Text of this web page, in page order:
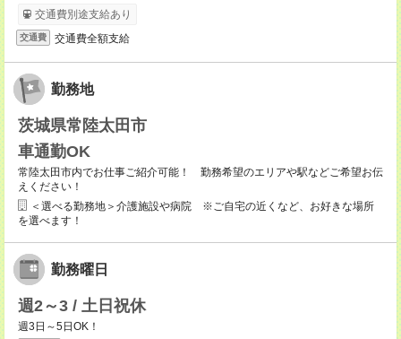
交通費別途支給あり
交通費 交通費全額支給
勤務地
茨城県常陸太田市
車通勤OK
常陸太田市内でお仕事ご紹介可能！ 勤務希望のエリアや駅などご希望お伝
えください！
＜選べる勤務地＞介護施設や病院 ※ご自宅の近くなど、お好きな場所
を選べます！
勤務曜日
週2～3 / 土日祝休
週3日～5日OK！